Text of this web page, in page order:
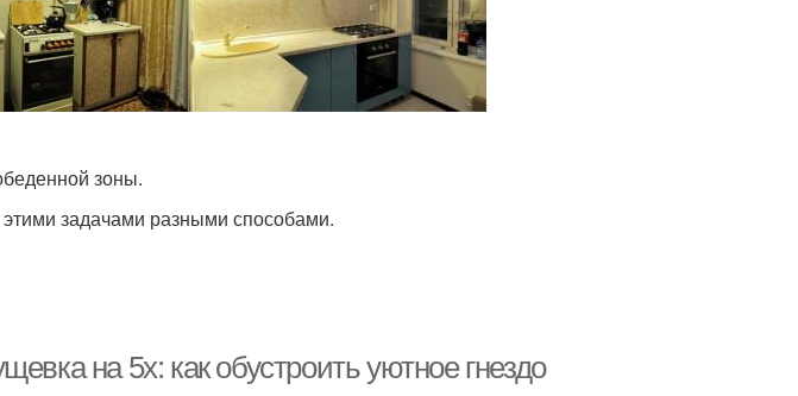
зоны.
задачами разными способами.
на 5х: как обустроить уютное гнездо